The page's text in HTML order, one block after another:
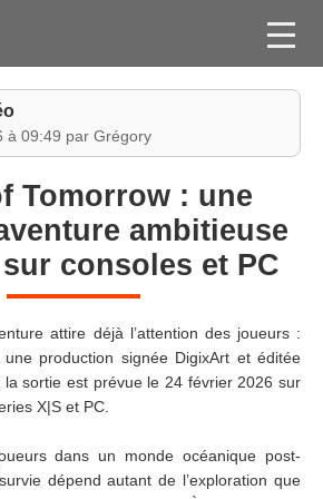
FILMS
JEUX VIDÉO
CONCOURS
ESPACE
MEMBRE
à 09:49 par Grégory
Tomorrow : une
ambitieuse
consoles et PC
attire déjà l’attention des joueurs :
production signée DigixArt et éditée
sortie est prévue le 24 février 2026 sur
X|S et PC.
dans un monde océanique post-
dépend autant de l’exploration que